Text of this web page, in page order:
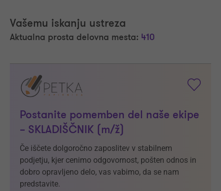
Vašemu iskanju ustreza
Aktualna prosta delovna mesta: 410
Postanite pomemben del naše ekipe
– SKLADIŠČNIK (m/ž)
Če iščete dolgoročno zaposlitev v stabilnem
podjetju, kjer cenimo odgovornost, pošten odnos in
dobro opravljeno delo, vas vabimo, da se nam
predstavite.